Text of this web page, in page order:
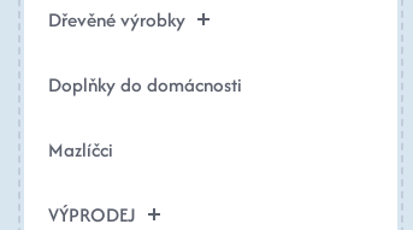
Dřevěné výrobky
Doplňky do domácnosti
Mazlíčci
VÝPRODEJ